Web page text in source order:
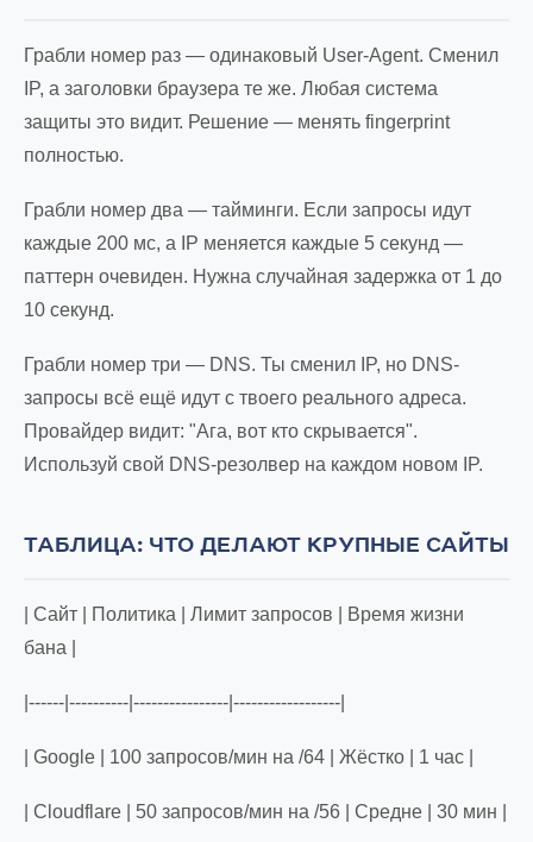
Грабли номер раз — одинаковый User-Agent. Сменил
IP, а заголовки браузера те же. Любая система
защиты это видит. Решение — менять fingerprint
полностью.
Грабли номер два — тайминги. Если запросы идут
каждые 200 мс, а IP меняется каждые 5 секунд —
паттерн очевиден. Нужна случайная задержка от 1 до
10 секунд.
Грабли номер три — DNS. Ты сменил IP, но DNS-
запросы всё ещё идут с твоего реального адреса.
Провайдер видит: "Ага, вот кто скрывается".
Используй свой DNS-резолвер на каждом новом IP.
ТАБЛИЦА: ЧТО ДЕЛАЮТ КРУПНЫЕ САЙТЫ
| Сайт | Политика | Лимит запросов | Время жизни
бана |
|------|----------|----------------|------------------|
| Google | 100 запросов/мин на /64 | Жёстко | 1 час |
| Cloudflare | 50 запросов/мин на /56 | Средне | 30 мин |